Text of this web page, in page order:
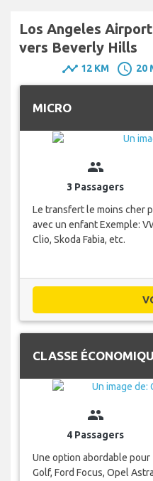
Los Angeles
vers Beverly Hills
timeline 12 KM schedule 20
MICRO
group
3 Passagers
Le transfert le moins cher
avec un enfant Exemple:
Clio, Skoda Fabia, etc.
CLASSE
group
4 Passagers
Une option abordable pour
Golf, Ford Focus, Opel